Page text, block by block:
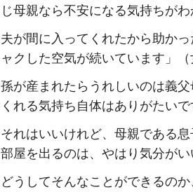
じ母親なら不安になる気持ちが
夫が間に入ってくれたから助か
ャクした空気が続いています」（
孫が産まれたらうれしいのは義
くれる気持ち自体はありがたいで
それはいいけれど、母親である
部屋を出るのは、やはり気分がい
どうしてそんなことができるの